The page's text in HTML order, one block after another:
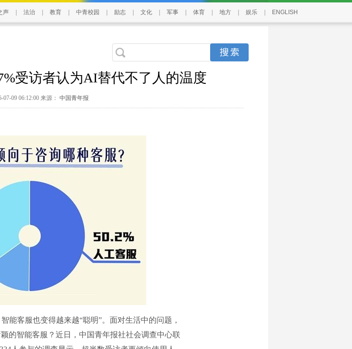
声 法治 教育 中青校园 励志 文化 军事 体育 地方 娱乐 ENGLISH
受访者认为AI替代不了人的温度
09 06:12:00 来源： 中国青年报
客服也变得越来越“聪明”。面对生活中的问题，
的智能客服？近日，中国青年报社社会调查中心联